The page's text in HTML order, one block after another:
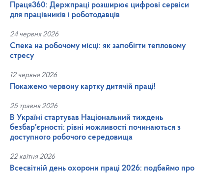
Праця360: Держпраці розширює цифрові сервіси
для працівників і роботодавців
24 червня 2026
Спека на робочому місці: як запобігти тепловому
стресу
12 червня 2026
Покажемо червону картку дитячій праці!
25 травня 2026
В Україні стартував Національний тиждень
безбар’єрності: рівні можливості починаються з
доступного робочого середовища
22 квітня 2026
Всесвітній день охорони праці 2026: подбаймо про